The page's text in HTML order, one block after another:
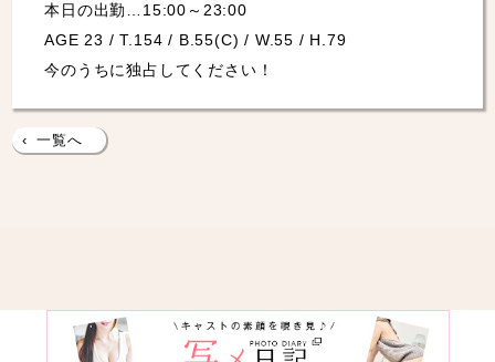
本日の出勤…15:00～23:00
AGE 23 / T.154 / B.55(C) / W.55 / H.79
今のうちに独占してください！
‹ 一覧へ